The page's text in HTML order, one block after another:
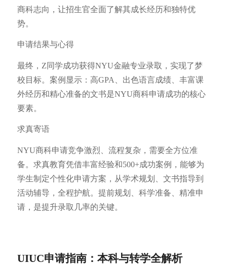
商科志向，让招生官全面了解其成长经历和独特优
势。
申请结果与心得
最终，Z同学成功获得NYU金融专业录取，实现了梦
校目标。案例显示：高GPA、出色语言成绩、丰富课
外经历和精心准备的文书是NYU商科申请成功的核心
要素。
求真寄语
NYU商科申请竞争激烈、流程复杂，需要全方位准
备。求真教育凭借丰富经验和500+成功案例，能够为
学生制定个性化申请方案，从学术规划、文书指导到
活动辅导，全程护航。提前规划、科学准备、精准申
请，是提升录取几率的关键。
UIUC申请指南：本科与转学全解析